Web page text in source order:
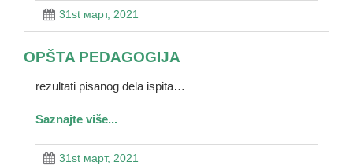
31st март, 2021
OPŠTA PEDAGOGIJA
rezultati pisanog dela ispita…
Saznajte više...
31st март, 2021